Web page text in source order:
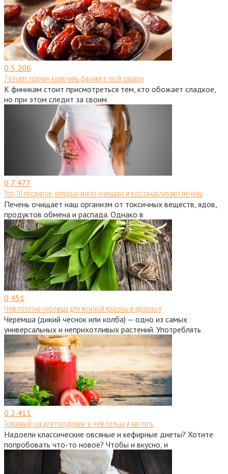
0 5 206
7 веских причин включить финики в свой рацион
К финикам стоит присмотреться тем, кто обожает сладкое,
но при этом следит за своим
0 7 477
Топ-10 продуктов, которые мягко очищают и восстанавливают печень
Печень очищает наш организм от токсичных веществ, ядов,
продуктов обмена и распада. Однако в
0 451
Чем полезна черемша для женской красоты и здоровья
Черемша (дикий чеснок или колба) — одно из самых
универсальных и неприхотливых растений. Употреблять
0 2 411
Томатный сок для похудения: в чем польза и как пить
Надоели классические овсяные и кефирные диеты? Хотите
попробовать что-то новое? Чтобы и вкусно, и